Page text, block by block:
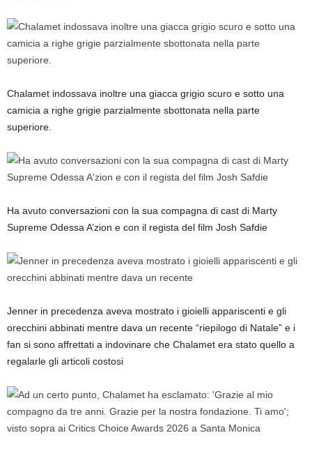
Chalamet indossava inoltre una giacca grigio scuro e sotto una
camicia a righe grigie parzialmente sbottonata nella parte
superiore.
Ha avuto conversazioni con la sua compagna di cast di Marty
Supreme Odessa A’zion e con il regista del film Josh Safdie
Jenner in precedenza aveva mostrato i gioielli appariscenti e gli
orecchini abbinati mentre dava un recente “riepilogo di Natale” e i
fan si sono affrettati a indovinare che Chalamet era stato quello a
regalarle gli articoli costosi